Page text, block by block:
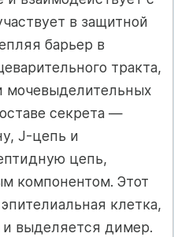
в защитной
барьер в
тракта,
мочевыделительных
секрета —
J-цепь и
цепь,
компонентом. Этот
клетка,
и выделяется димер.